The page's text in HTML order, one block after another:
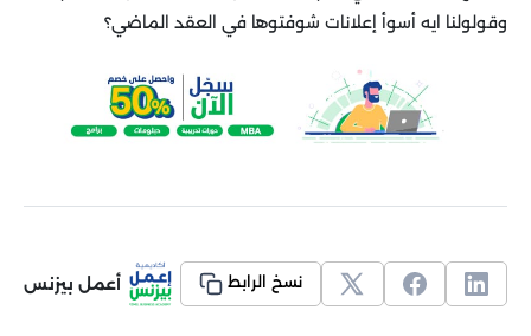
وقولولنا ايه أسوأ إعلانات شوفتوها في العقد الماضي؟
نسخ الرابط أعمل بيزنس